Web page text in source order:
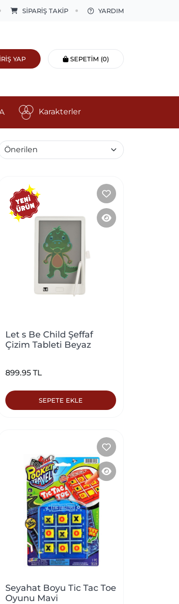
SİPARİŞ TAKİP YARDIM
YAP SEPETIM (0)
Karakterler
Let s Be Child Şeffaf
Çizim Tableti Beyaz
899.95 TL
SEPETE EKLE
Seyahat Boyu Tic Tac Toe
Oyunu Mavi